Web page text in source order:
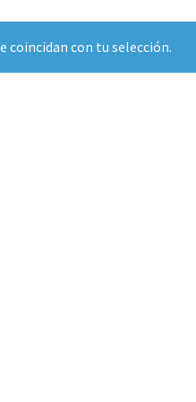
coincidan con tu selección.